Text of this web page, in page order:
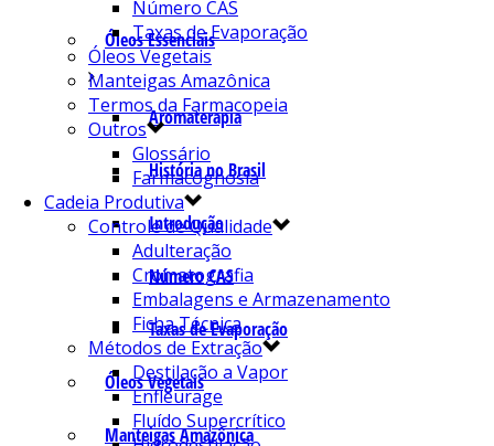
Óleos Essenciais
Aromaterapia
História no Brasil
Introdução
Número CAS
Taxas de Evaporação
Óleos Vegetais
Manteigas Amazônica
Número CAS
Taxas de Evaporação
Óleos Vegetais
Manteigas Amazônica
Termos da Farmacopeia
Outros
Glossário
Farmacognosia
Cadeia Produtiva
Controle de Qualidade
Adulteração
Cromatografia
Embalagens e Armazenamento
Ficha Técnica
Métodos de Extração
Destilação a Vapor
Enfleurage
Fluído Supercrítico